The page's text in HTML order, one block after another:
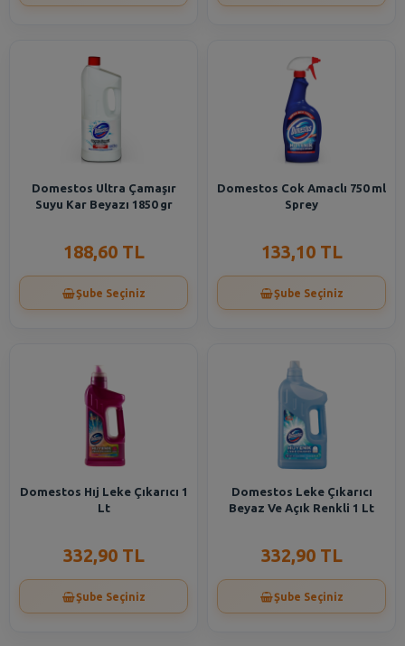
Domestos Ultra Çamaşır
Suyu Kar Beyazı 1850 gr
188,60 TL
Şube Seçiniz
Domestos Cok Amaclı 750 ml
Sprey
133,10 TL
Şube Seçiniz
Domestos Hıj Leke Çıkarıcı 1
Lt
332,90 TL
Şube Seçiniz
Domestos Leke Çıkarıcı
Beyaz Ve Açık Renkli 1 Lt
332,90 TL
Şube Seçiniz